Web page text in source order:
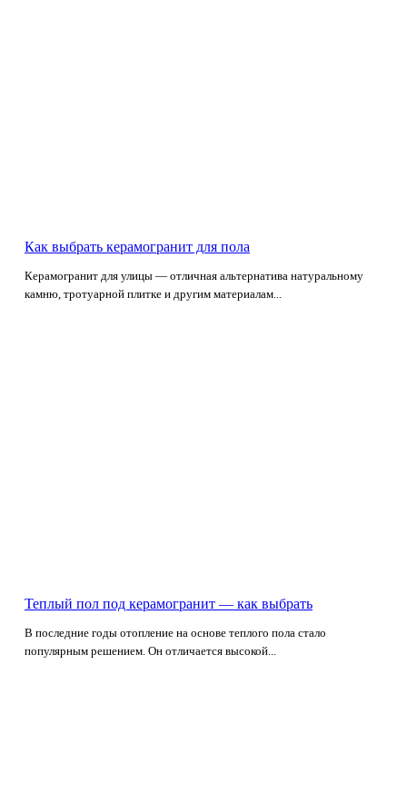
Как выбрать керамогранит для пола
Керамогранит для улицы — отличная альтернатива натуральному
камню, тротуарной плитке и другим материалам...
Теплый пол под керамогранит — как выбрать
В последние годы отопление на основе теплого пола стало
популярным решением. Он отличается высокой...